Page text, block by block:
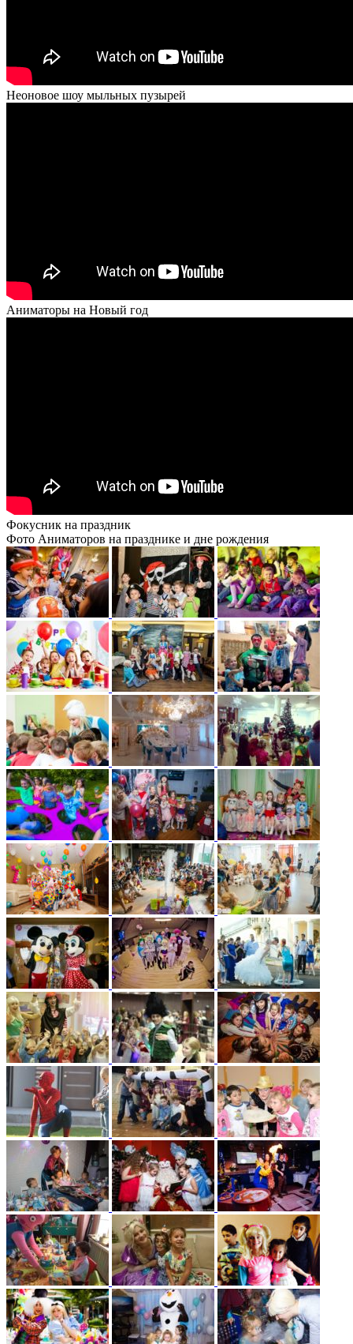
Неоновое шоу мыльных пузырей
Аниматоры на Новый год
Фокусник на праздник
Фото Аниматоров на празднике и дне рождения